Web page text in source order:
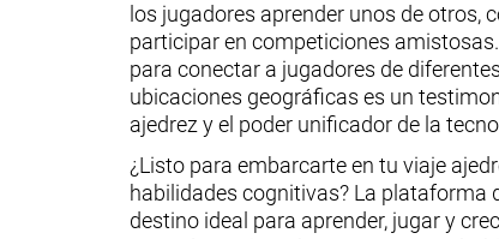
los jugadores aprender unos de otros,
participar en competiciones
para conectar a jugadores de
ubicaciones geográficas es un
ajedrez y el poder unificador de la
¿Listo para embarcarte en tu viaje
habilidades cognitivas? La plataforma
destino ideal para aprender, jugar y